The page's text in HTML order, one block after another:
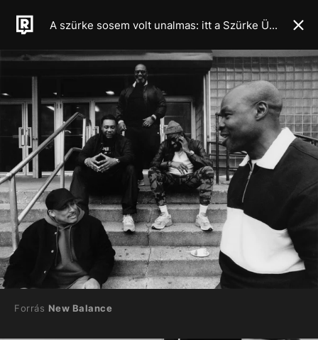
A szürke sosem volt unalmas: itt a Szürke Ünnep, a New Balance különleges filmmel és új kollekcióval ünnepli ikonikus cipőit
Forrás New Balance